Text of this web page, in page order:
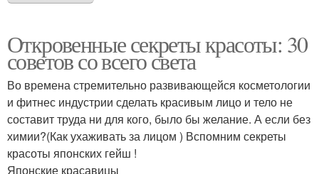
Откровенные секреты красоты: 30
советов со всего света
Во времена стремительно развивающейся косметологии
и фитнес индустрии сделать красивым лицо и тело не
составит труда ни для кого, было бы желание. А если без
химии?(Как ухаживать за лицом ) Вспомним секреты
красоты японских гейш !
Японские красавицы